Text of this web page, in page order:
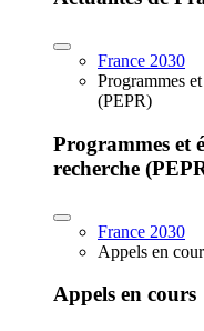
France 2030
Programmes
(PEPR)
Programmes et
recherche
France 2030
Appels en
Appels en cours